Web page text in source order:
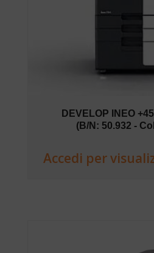
DEVELOP INEO
(B/N: 50.932 -
Accedi per